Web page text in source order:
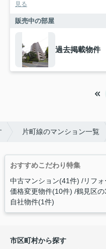
見る
販売中の部屋
過去掲載物件
片町線のマンション一覧
おすすめこだわり特集
中古マンション(41件) リフ
価格変更物件(10件) 鶴見区
自社物件(1件)
市区町村から探す